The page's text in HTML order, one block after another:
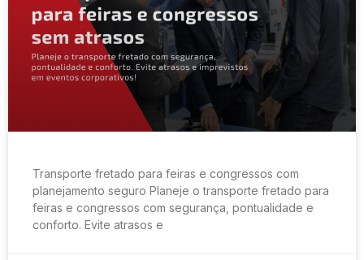
Transporte fretado para feiras e congressos com
planejamento seguro Planeje o transporte fretado para
feiras e congressos com segurança, pontualidade e
conforto. Evite atrasos e